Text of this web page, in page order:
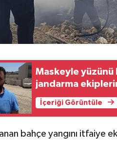
Maskeyle yüzünü
jandarma
İçeriği Görüntüle
bahçe yangını itfaiye